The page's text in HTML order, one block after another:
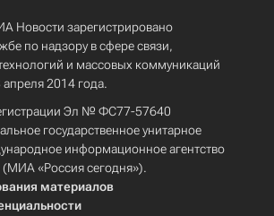
Новости зарегистрировано
по надзору в сфере связи,
и массовых коммуникаций
2014 года.
Эл № ФС77-57640
государственное унитарное
информационное агентство
(МИА «Россия сегодня»).
материалов